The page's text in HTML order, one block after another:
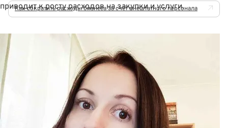
приводит к росту расходов на закупки и услуги.
Как сократить расходы бизнеса за счёт внештатного персонала